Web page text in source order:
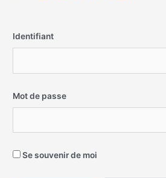
Identifiant
Mot de passe
Se souvenir de moi